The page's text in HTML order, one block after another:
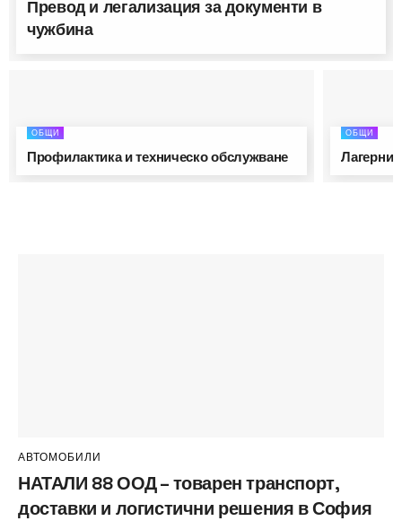
Превод и легализация за документи в
чужбина
ОБЩИ
Профилактика и техническо обслужване
ОБЩИ
Лагерни
ТЕХНОЛОГИИ
БигМАК
АВТОМОБИЛИ
НАТАЛИ 88 ООД – товарен транспорт,
доставки и логистични решения в София